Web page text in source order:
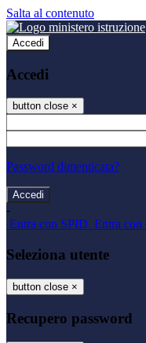
Salta al contenuto
Accedi
Accedi
button close ×
Password dimenticata?
-
Entra con SPID Entra con
Seleziona utente
button close ×
Recupero password